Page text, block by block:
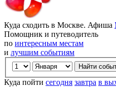
Куда сходить в Москве. Афиша
Помощник и путеводитель
по интересным местам
и лучшим событиям
Куда пойти сегодня завтра в